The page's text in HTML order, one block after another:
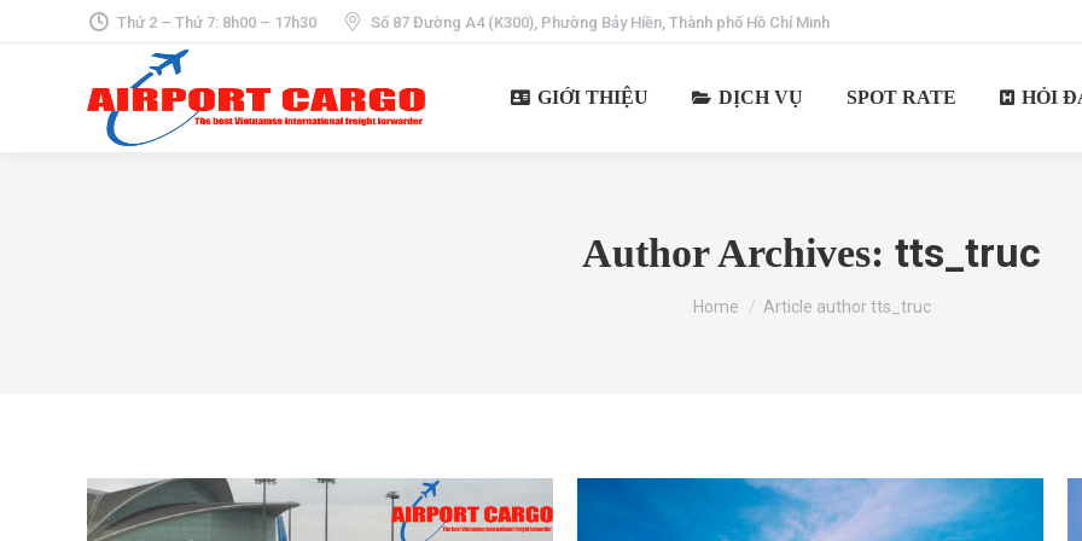
Thứ 2 – Thứ 7: 8h00 – 17h30 Số 87 Đường A4 (K300), Phường Bảy Hiền, Thành phố Hồ Chí Minh
GIỚI THIỆU DỊCH VỤ SPOT RATE HỎI
Author Archives: tts_truc
You are here:
Home Article author tts_truc